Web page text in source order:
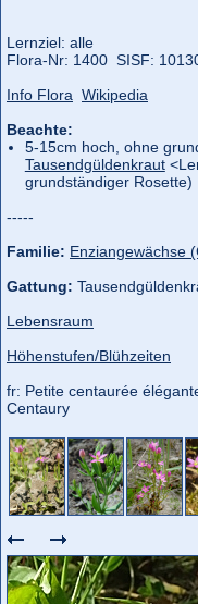
Lernziel: alle
Flora‑Nr: 1400 SISF:
Info Flora Wikipedia
Beachte:
5-15cm hoch, ohne
Tausendgüldenkraut
grundständiger Rosette)
-----
Familie: Enziangewächse
Gattung:
Lebensraum
Höhenstufen/Blühzeiten
fr: Petite centaurée
Centaury